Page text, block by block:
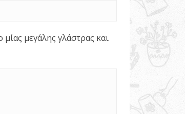
μεγάλης γλάστρας και